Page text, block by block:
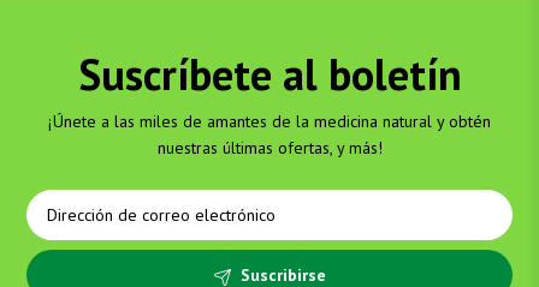
Suscríbete al boletín
¡Únete a las miles de amantes de la medicina natural y obtén
nuestras últimas ofertas, y más!
Suscribirse